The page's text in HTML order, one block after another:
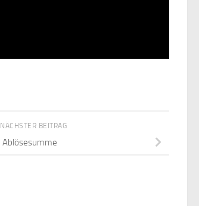
NÄCHSTER BEITRAG
Ablösesumme